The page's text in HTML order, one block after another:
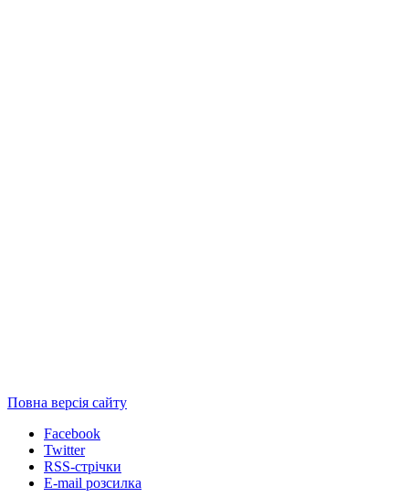
Повна версія сайту
Facebook
Twitter
RSS-стрічки
E-mail розсилка